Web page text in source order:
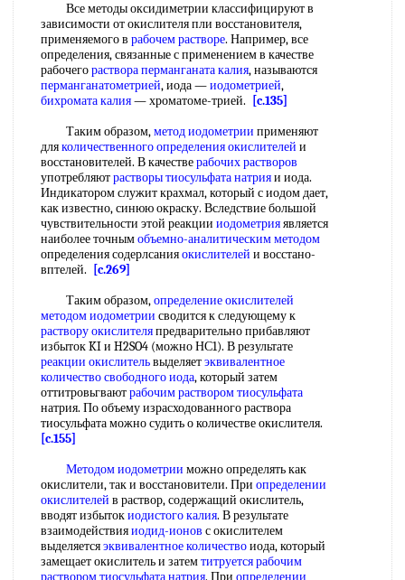
Все методы оксидиметрии классифицируют в
зависимости от окислителя пли восстановителя,
применяемого в рабочем растворе. Например, все
определения, связанные с применением в качестве
рабочегораствора перманганата калия, называются
перманганатометрией, иода —иодометрией,
бихромата калия— хроматоме-трией.
[c.135]
Таким образом,метод иодометрии применяют
дляколичественного определения окислителей и
восстановителей. В качестверабочих растворов
употребляютрастворы тиосульфата натрияи иода.
Индикатором служит крахмал, который с иодом дает,
как известно, синюю окраску. Вследствие большой
чувствительности этой реакции иодометрияявляется
наиболее точнымобъемно-аналитическим методом
определения содерлсанияокислителей и восстано-
вптелей.
[c.269]
Таким образом,определение окислителей
методом иодометрии сводится к следующему к
раствору окислителяпредварительно прибавляют
избыток KI и H2SO4 (можно НС1). В результате
реакции окислительвыделяетэквивалентное
количествосвободного иода, который затем
оттитровьгваютрабочим раствором тиосульфата
натрия. По объему израсходованного раствора
тиосульфата можно судить о количестве окислителя.
[c.155]
Методом иодометрии можно определять как
окислители, так и восстановители. При определении
окислителей в раствор, содержащий окислитель,
вводят избытокиодистого калия. В результате
взаимодействияиодид-ионов с окислителем
выделяетсяэквивалентное количествоиода, который
замещает окислитель и затемтитруется рабочим
растворомтиосульфата натрия. При определении